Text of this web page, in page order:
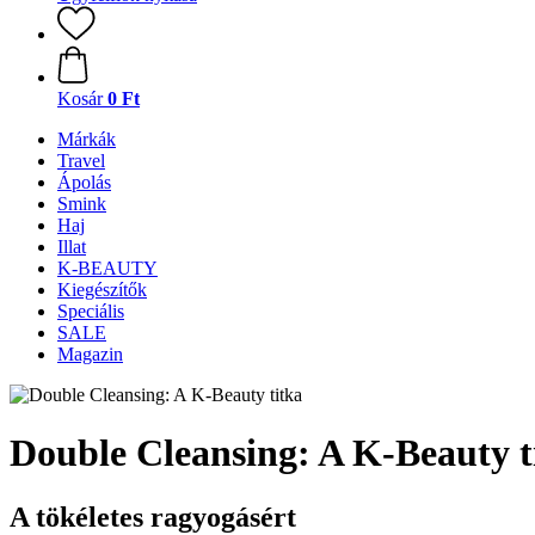
Kosár 0 Ft
Márkák
Travel
Ápolás
Smink
Haj
Illat
K-BEAUTY
Kiegészítők
Speciális
SALE
Magazin
Double Cleansing: A K-Beauty
A tökéletes ragyogásért